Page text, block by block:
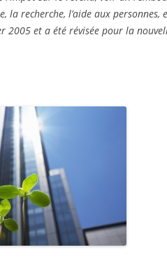
la recherche, l’aide aux personnes,
2005 et a été révisée pour la